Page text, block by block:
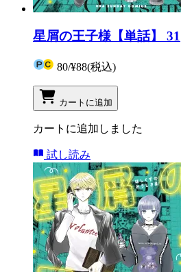
星屑の王子様【単話】 31
80/¥88(税込)
カートに追加
カートに追加しました
試し読み